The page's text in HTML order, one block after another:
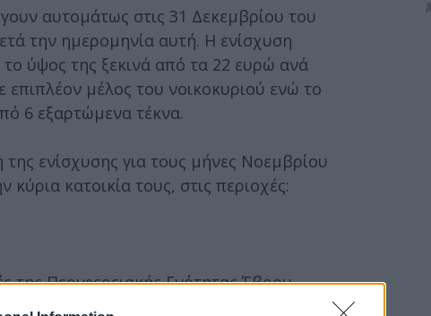
αυτομάτως στις 31 Δεκεμβρίου του
την ημερομηνία αυτή. Η ενίσχυση
ύψος της ξεκινά από τα 22 ευρώ ανά
μέλος του νοικοκυριού ενώ το
6 εξαρτώμενα τέκνα.
ενίσχυσης για τους μήνες Νοεμβρίου
κατοικία τους, στις περιοχές:
της Περιφερειακής Ενότητας Έβρου,